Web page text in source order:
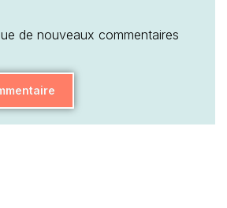
de nouveaux commentaires